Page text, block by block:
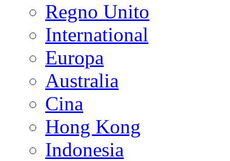
Regno Unito
International
Europa
Australia
Cina
Hong Kong
Indonesia